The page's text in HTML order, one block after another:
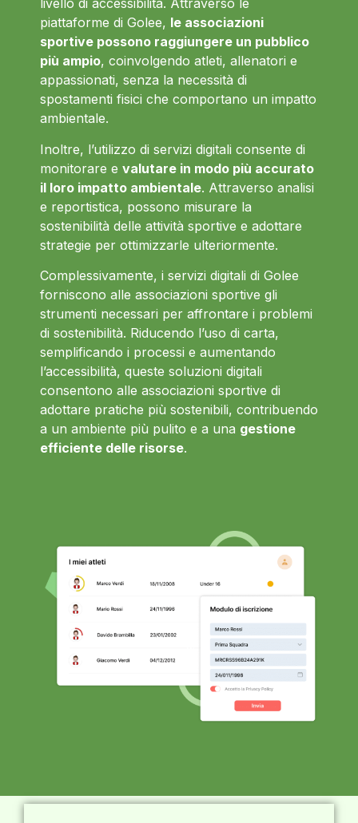
livello di accessibilità. Attraverso le
piattaforme di Golee, le associazioni
sportive possono raggiungere un pubblico
più ampio, coinvolgendo atleti, allenatori e
appassionati, senza la necessità di
spostamenti fisici che comportano un impatto
ambientale.
Inoltre, l’utilizzo di servizi digitali consente di
monitorare e valutare in modo più accurato
il loro impatto ambientale. Attraverso analisi
e reportistica, possono misurare la
sostenibilità delle attività sportive e adottare
strategie per ottimizzarle ulteriormente.
Complessivamente, i servizi digitali di Golee
forniscono alle associazioni sportive gli
strumenti necessari per affrontare i problemi
di sostenibilità. Riducendo l’uso di carta,
semplificando i processi e aumentando
l’accessibilità, queste soluzioni digitali
consentono alle associazioni sportive di
adottare pratiche più sostenibili, contribuendo
a un ambiente più pulito e a una gestione
efficiente delle risorse.